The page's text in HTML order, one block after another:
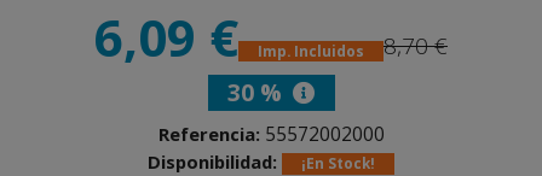
6,09 € Imp. Incluidos
8,70 €
30 %
Referencia: 55572002000
Disponibilidad: ¡En Stock!